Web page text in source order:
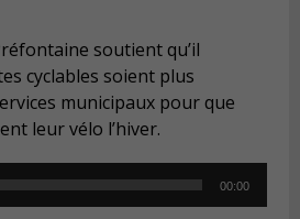
soutient qu’il
cyclables soient plus
municipaux pour que
leur vélo l’hiver.
00:00